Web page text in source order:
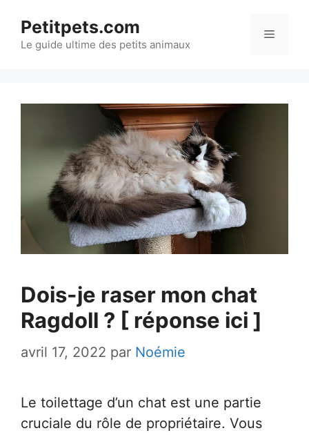
contenu
Petitpets.com
Le guide ultime des petits animaux
Menu
Dois-je raser mon chat
Ragdoll ? [ réponse ici ]
avril 17, 2022 par Noémie
Le toilettage d’un chat est une partie
cruciale du rôle de propriétaire. Vous